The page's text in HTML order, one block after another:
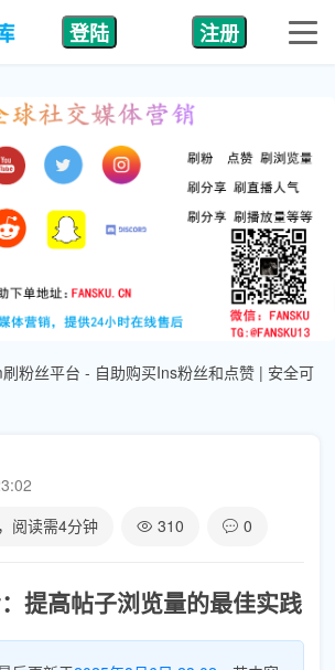
登陆 注册
粉丝平台 - 自助购买Ins粉丝和点赞 | 安全可
阅读需4分钟 310 0
提高帖子浏览量的最佳实践